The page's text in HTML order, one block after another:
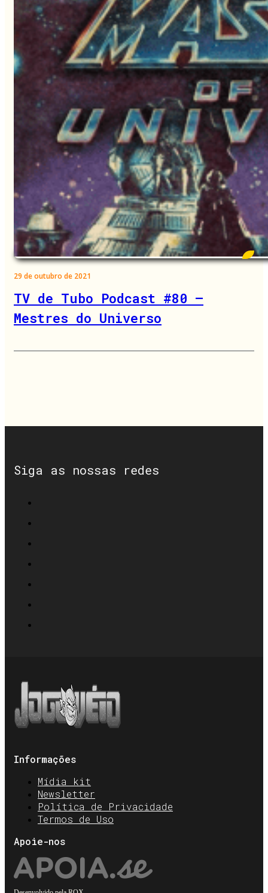
29 de outubro de 2021
TV de Tubo Podcast #80 –
Mestres do Universo
Siga as nossas redes
Informações
Mídia kit
Newsletter
Política de Privacidade
Termos de Uso
Apoie-nos